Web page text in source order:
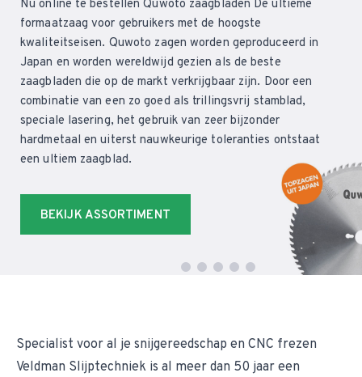
Nu online te bestellen Quwoto zaagbladen De ultieme
formaatzaag voor gebruikers met de hoogste
kwaliteitseisen. Quwoto zagen worden geproduceerd in
Japan en worden wereldwijd gezien als de beste
zaagbladen die op de markt verkrijgbaar zijn. Door een
combinatie van een zo goed als trillingsvrij stamblad,
speciale lasering, het gebruik van zeer bijzonder
hardmetaal en uiterst nauwkeurige toleranties ontstaat
een ultiem zaagblad.
BEKIJK ASSORTIMENT
Specialist voor al je snijgereedschap en CNC frezen
Veldman Slijptechniek is al meer dan 50 jaar een